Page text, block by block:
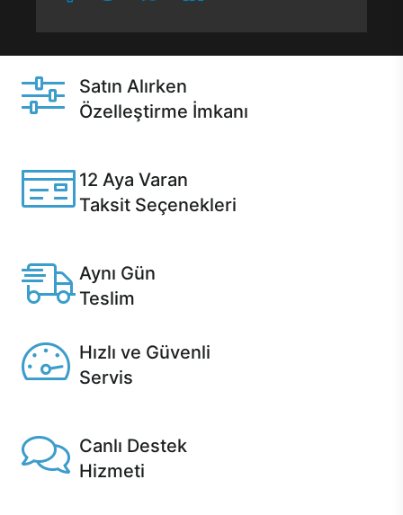
Satın Alırken
Özelleştirme İmkanı
12 Aya Varan
Taksit Seçenekleri
Aynı Gün
Teslim
Hızlı ve Güvenli
Servis
Canlı Destek
Hizmeti